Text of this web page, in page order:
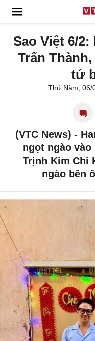
Sao Việt 6/
Trấn
tứ
Thứ Năm, 06/
(VTC News) -
ngọt ngào
Trịnh Kim Chi
ngào bên